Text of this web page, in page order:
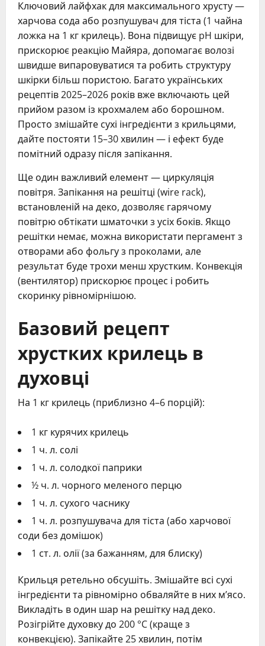
Ключовий лайфхак для максимального хрусту —
харчова сода або розпушувач для тіста (1 чайна
ложка на 1 кг крилець). Вона підвищує pH шкіри,
прискорює реакцію Майяра, допомагає волозі
швидше випаровуватися та робить структуру
шкірки більш пористою. Багато українських
рецептів 2025–2026 років вже включають цей
прийом разом із крохмалем або борошном.
Просто змішайте сухі інгредієнти з крильцями,
дайте постояти 15–30 хвилин — і ефект буде
помітний одразу після запікання.
Ще один важливий елемент — циркуляція
повітря. Запікання на решітці (wire rack),
встановленій на деко, дозволяє гарячому
повітрю обтікати шматочки з усіх боків. Якщо
решітки немає, можна використати пергамент з
отворами або фольгу з проколами, але
результат буде трохи менш хрустким. Конвекція
(вентилятор) прискорює процес і робить
скоринку рівномірнішою.
Базовий рецепт
хрустких крилець в
духовці
На 1 кг крилець (приблизно 4–6 порцій):
1 кг курячих крилець
1 ч. л. солі
1 ч. л. солодкої паприки
½ ч. л. чорного меленого перцю
1 ч. л. сухого часнику
1 ч. л. розпушувача для тіста (або харчової
соди без домішок)
1 ст. л. олії (за бажанням, для блиску)
Крильця ретельно обсушіть. Змішайте всі сухі
інгредієнти та рівномірно обваляйте в них м’ясо.
Викладіть в один шар на решітку над деко.
Розігрійте духовку до 200 °C (краще з
конвекцією). Запікайте 25 хвилин, потім